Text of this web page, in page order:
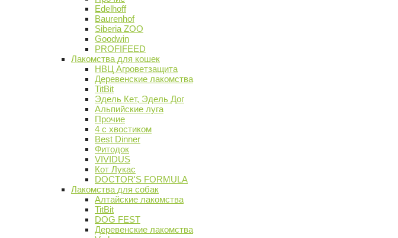
Edelhoff
Baurenhof
Siberia ZOO
Goodwin
PROFIFEED
Лакомства для кошек
НВЦ Агроветзащита
Деревенские лакомства
TitBit
Эдель Кет, Эдель Дог
Альпийские луга
Прочие
4 с хвостиком
Best Dinner
Фитодок
VIVIDUS
Кот Лукас
DOCTOR'S FORMULA
Лакомства для собак
Алтайские лакомства
TitBit
DOG FEST
Деревенские лакомства